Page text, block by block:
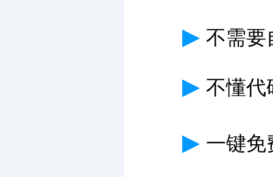
▶ 不需要
▶ 不懂代
▶ 一键免